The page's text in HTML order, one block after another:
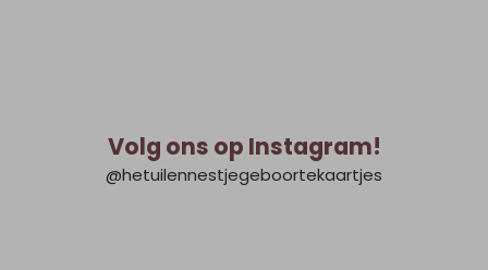
Volg ons op Instagram!
@hetuilennestjegeboortekaartjes